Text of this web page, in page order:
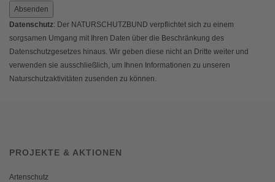
Absenden
Datenschutz: Der NATURSCHUTZBUND verpflichtet sich zu einem
sorgsamen Umgang mit Ihren Daten über die Beschränkung des
Datenschutzgesetzes hinaus. Wir geben diese nicht an Dritte weiter und
verwenden sie ausschließlich, um Ihnen Informationen zu unseren
Naturschutzaktivitäten zusenden zu können.
PROJEKTE & AKTIONEN
Artenschutz